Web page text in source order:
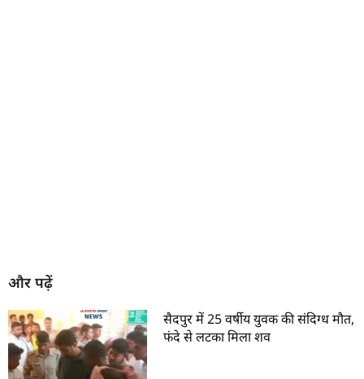
और पढ़ें
सैदपुर में 25 वर्षीय युवक की संदिग्ध मौत,
फंदे से लटका मिला शव